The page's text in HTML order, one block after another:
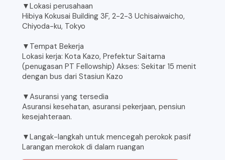
▼Lokasi perusahaan
Hibiya Kokusai Building 3F, 2-2-3 Uchisaiwaicho,
Chiyoda-ku, Tokyo
▼Tempat Bekerja
Lokasi kerja: Kota Kazo, Prefektur Saitama
(penugasan PT Fellowship) Akses: Sekitar 15 menit
dengan bus dari Stasiun Kazo
▼Asuransi yang tersedia
Asuransi kesehatan, asuransi pekerjaan, pensiun
kesejahteraan.
▼Langak-langkah untuk mencegah perokok pasif
Larangan merokok di dalam ruangan